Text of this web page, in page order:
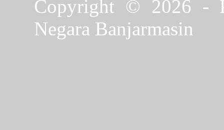
Copyright © 2026 -
Negara Banjarmasin